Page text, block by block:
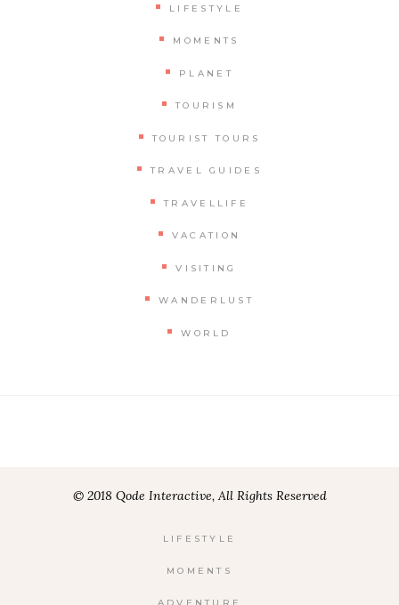
LIFESTYLE
MOMENTS
PLANET
TOURISM
TOURIST TOURS
TRAVEL GUIDES
TRAVELLIFE
VACATION
VISITING
WANDERLUST
WORLD
© 2018 Qode Interactive, All Rights Reserved
LIFESTYLE
MOMENTS